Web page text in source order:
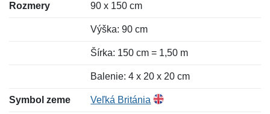
Rozmery 90 x 150 cm
Výška: 90 cm
Šírka: 150 cm = 1,50 m
Balenie: 4 x 20 x 20 cm
Symbol zeme Veľká Británia